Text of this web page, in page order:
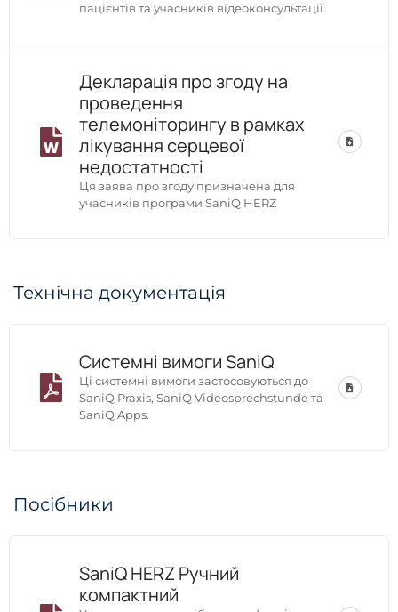
пацієнтів та учасників відеоконсультації.
Декларація про згоду на
проведення
телемоніторингу в рамках
лікування серцевої
недостатності
Ця заява про згоду призначена для
учасників програми SaniQ HERZ
Технічна документація
Системні вимоги SaniQ
Ці системні вимоги застосовуються до
SaniQ Praxis, SaniQ Videosprechstunde та
SaniQ Apps.
Посібники
SaniQ HERZ Ручний
компактний